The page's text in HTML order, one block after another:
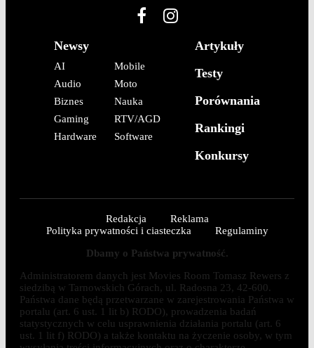
Newsy
AI
Audio
Biznes
Gaming
Hardware
Mobile
Moto
Nauka
RTV/AGD
Software
Artykuły
Testy
Porównania
Rankingi
Konkursy
Redakcja
Reklama
Polityka prywatności i ciasteczka
Regulaminy
Dbamy o Państwa prywatność.
Administratorem danych jest Movies Room Tomasz Rewers z
siedzibą w Tarnowskich Górach, ul. Radosna 23, 42-600.
Państwa dane będą przetwarzane w zarejestrowania Państwa w
portalu (art. 6 ust. 1 lit b) RODO), prowadzenia badań
statystycznych w celu usprawnienia działania portalu (art. 6
ust. 1 lit f) RODO) a także kontaktu na życzenie osoby, w tym